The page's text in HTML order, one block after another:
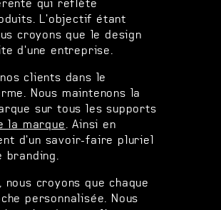
qui reflète
L'objectif étant
croyons que le design
d'une entreprise.
clients dans le
Nous maintenons la
sur tous les supports
la marque
. Ainsi en
d'un savoir-faire pluriel
croyons que chaque
personnalisée. Nous